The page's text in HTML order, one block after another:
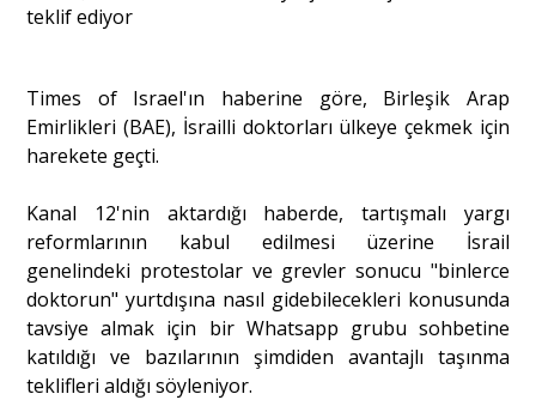
Dünya
Yorum - Analiz
Söyleşi
Yazı Dizisi
Times of Israel'ın haberine göre, Birleşik Arap
Emirlikleri (BAE), İsrailli doktorları ülkeye çekmek için
harekete geçti.
Kanal 12'nin aktardığı haberde, tartışmalı yargı
reformlarının kabul edilmesi üzerine İsrail
genelindeki protestolar ve grevler sonucu "binlerce
doktorun" yurtdışına nasıl gidebilecekleri konusunda
tavsiye almak için bir Whatsapp grubu sohbetine
katıldığı ve bazılarının şimdiden avantajlı taşınma
teklifleri aldığı söyleniyor.